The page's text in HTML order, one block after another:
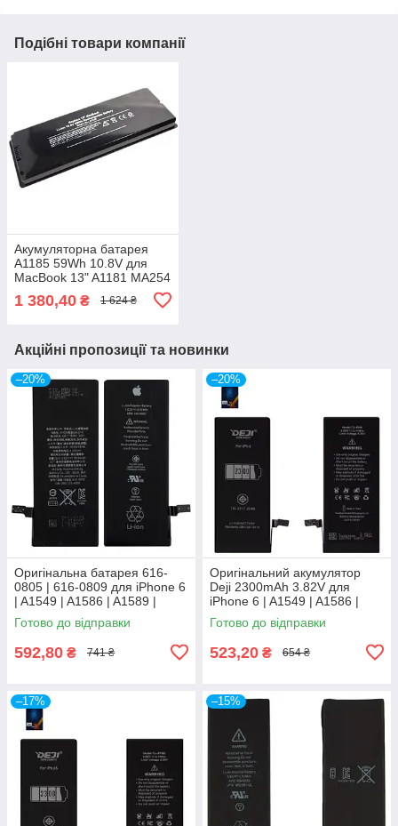
Подібні товари компанії
Акумуляторна батарея
A1185 59Wh 10.8V для
MacBook 13" A1181 MA254
MA701 MA699 MC374
1 380,40 ₴ 1 624 ₴
Акційні пропозиції та новинки
–20%
Оригінальна батарея 616-
0805 | 616-0809 для iPhone 6
| A1549 | A1586 | A1589 |
A1522 | A1524 | A1593
1810mAh
Готово до відправки
592,80 ₴ 741 ₴
–20%
Оригінальний акумулятор
Deji 2300mAh 3.82V для
iPhone 6 | A1549 | A1586 |
A1589 | A1522 | A1524 |
A1593
Готово до відправки
523,20 ₴ 654 ₴
–17% –15%